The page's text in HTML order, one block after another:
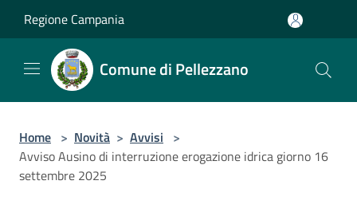
Regione Campania
Comune di Pellezzano
Home > Novità > Avvisi >
Avviso Ausino di interruzione erogazione idrica giorno 16
settembre 2025